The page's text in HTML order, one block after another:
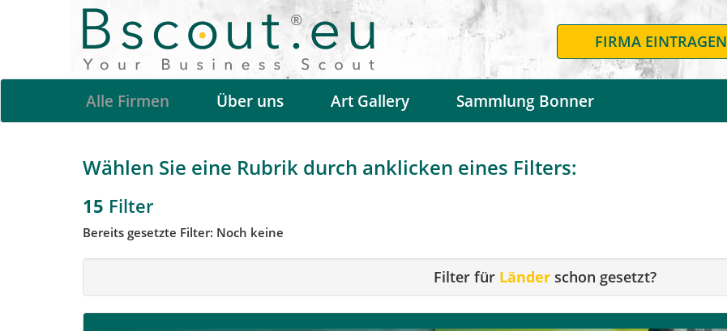
FIRMA EINTRAGEN
Alle Firmen Über uns Art Gallery Sammlung Bonner
Wählen Sie eine Rubrik durch anklicken eines Filters:
15 Filter
Bereits gesetzte Filter: Noch keine
Filter für Länderschon gesetzt?